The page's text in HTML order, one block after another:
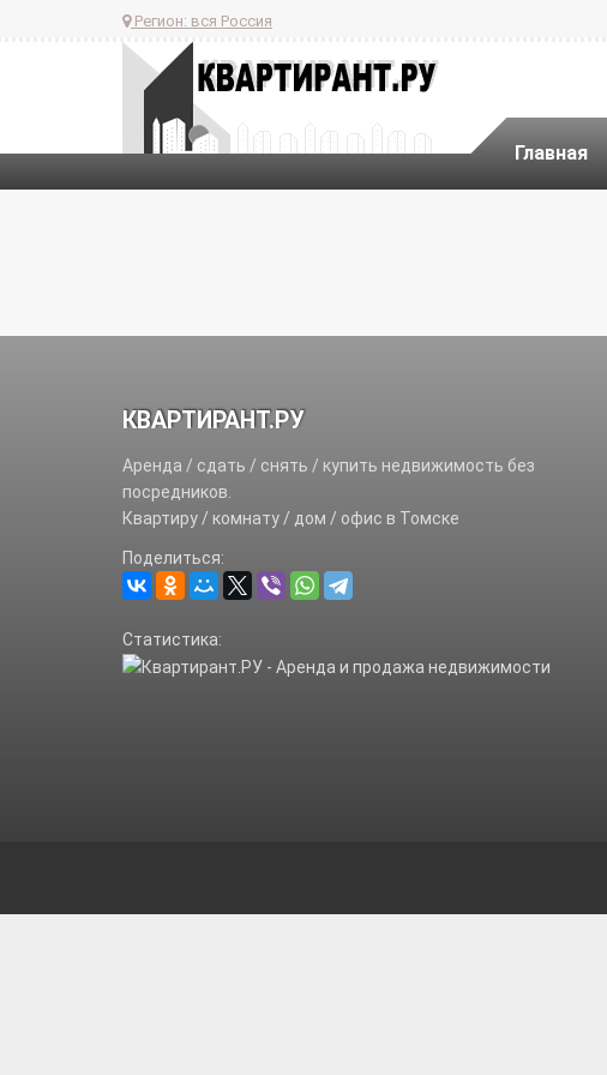
Регион: вся Россия
Главная
КВАРТИРАНТ.РУ
Аренда / сдать / снять / купить недвижимость без
посредников.
Квартиру / комнату / дом / офис в Томске
Поделиться:
Статистика: